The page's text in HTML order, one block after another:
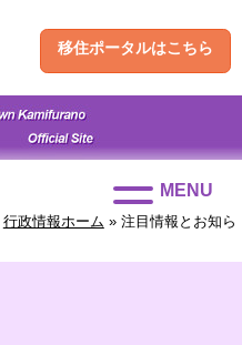
移住ポータルはこちら
MENU
行政情報ホーム » 注目情報とお知ら